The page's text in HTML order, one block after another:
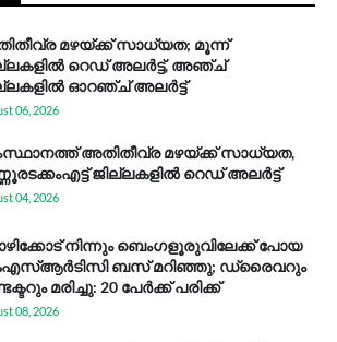
മഴയ്ക്ക് സാധ്യത; മൂന്ന്
റെഡ് അലർട്ട്, അഞ്ച്
ഓറഞ്ച് അലർട്ട്
06, 2026
അ​തി​തീ​വ്ര മ​ഴ​യ്ക്ക് സാ​ധ്യ​ത,
ജി​ല്ല​ക​ളി​ൽ റെ​ഡ് അ​ലർ​ട്ട്
04, 2026
നിന്നും ബെംഗളൂരുവിലേക്ക് പോയ
ബസ് മറിഞ്ഞു; ഡ്രൈവറും
മരിച്ചു: 20 പേര്‍ക്ക് പരിക്ക്
08, 2026